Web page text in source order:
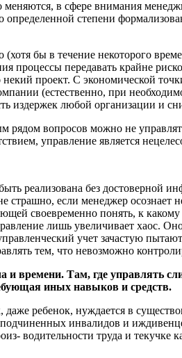
меняются, в сфере внимания
определенной степени
бы в течение некоторого
процессы передавать крайне
проект. С экономической
(естественно, при
издержек любой организации и
рядом вопросов можно не
управление является
реализована без достоверной
если менеджер осознает
своевременно понять, к какому
лишь увеличивает
учет зачастую
тем, что невозможно
времени. Там, где управлять
иных навыков и средств.
ребенок, нуждается в
инвалидов и
труда и текучке